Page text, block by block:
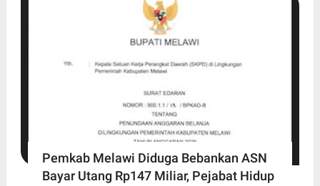
Pemkab Melawi Diduga Bebankan ASN
Bayar Utang Rp147 Miliar, Pejabat Hidup